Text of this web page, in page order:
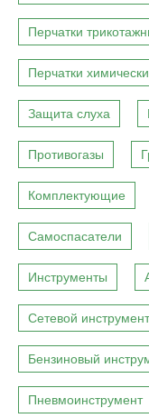
Перчатки
Перчатки
Защита слуха
Противогазы
Комплектующие
Самоспасатели
Инструменты
Сетевой инструмент
Бензиновый
Пневмоинструмент